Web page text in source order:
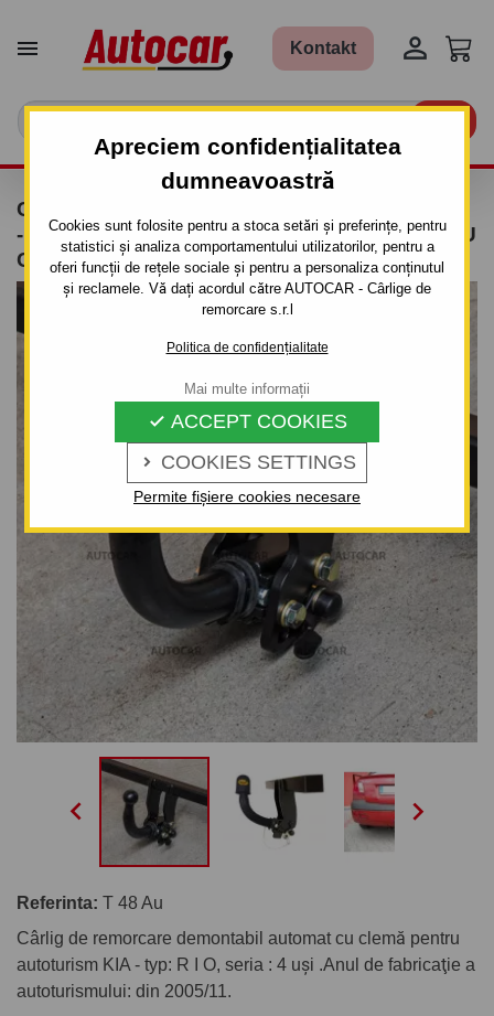
Apreciem confidențialitatea
dumneavoastră
Cookies sunt folosite pentru a stoca setări și preferințe, pentru
statistici și analiza comportamentului utilizatorilor, pentru a
oferi funcții de rețele sociale și pentru a personaliza conținutul
și reclamele. Vă dați acordul către AUTOCAR - Cârlige de
remorcare s.r.l
Politica de confidențialitate
 COOKIES SETTINGS
 ACCEPT COOKIES
Permite fișiere cookies necesare
Mai multe informații
 Kontakt 
CÂRLIG DE REMORCARE PENTRU KIA R I O
- 4 UŞI. - SISTEM DEMONTABIL AUTOMAT CU
CLEMĂ - DIN 2005/11
 
Referinta: T 48 Au
Cârlig de remorcare demontabil automat cu clemă pentru
autoturism KIA - typ: R I O, seria : 4 uşi .Anul de fabricaţie a
autoturismului: din 2005/11.